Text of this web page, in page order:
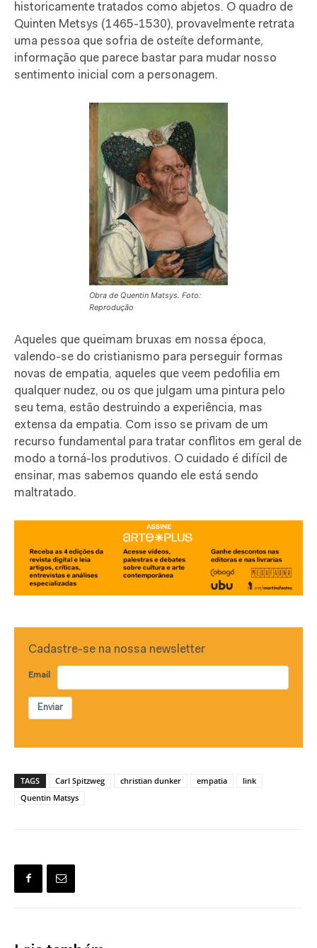
historicamente tratados como abjetos. O quadro de
Quinten Metsys (1465-1530), provavelmente retrata
uma pessoa que sofria de osteíte deformante,
informação que parece bastar para mudar nosso
sentimento inicial com a personagem.
Obra de Quentin Matsys. Foto:
Reprodução
Aqueles que queimam bruxas em nossa época,
valendo-se do cristianismo para perseguir formas
novas de empatia, aqueles que veem pedofilia em
qualquer nudez, ou os que julgam uma pintura pelo
seu tema, estão destruindo a experiência, mas
extensa da empatia. Com isso se privam de um
recurso fundamental para tratar conflitos em geral de
modo a torná-los produtivos. O cuidado é difícil de
ensinar, mas sabemos quando ele está sendo
maltratado.
Cadastre-se na nossa newsletter
Email
Enviar
TAGS Carl Spitzweg christian dunker empatia
link
Quentin Matsys